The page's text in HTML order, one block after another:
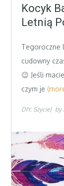
on
Kocyk
Letnią
Tegoroczne
cudowny
😉 Jeśli
czym je
DIY Szycie by